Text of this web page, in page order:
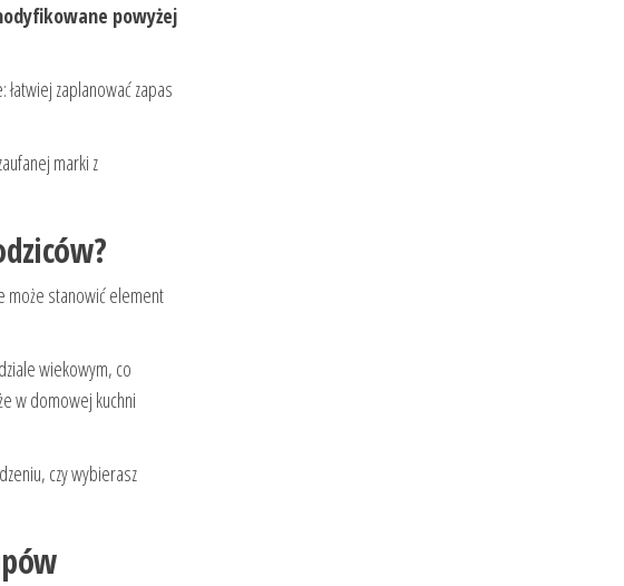
powyżej
zaplanować zapas
marki z
może stanowić element
wiekowym, co
w domowej kuchni
czy wybierasz